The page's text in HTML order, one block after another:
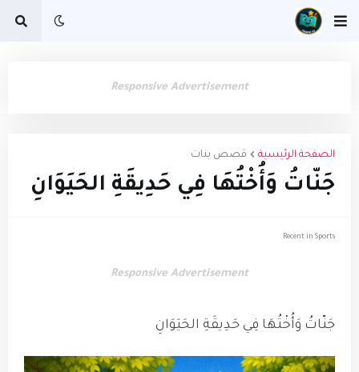
Responsive Advertisement
الصفحة الرئيسية قصص بنات
جَنّاتُ وَأُخْتُهَا فِي حَدِيقَةِ الحَيَوَانِ
Recent in Sports
Responsive Advertisement
جَنّاتُ وَأُخْتُهَا فِي حَدِيقَةِ الحَيَوَانِ